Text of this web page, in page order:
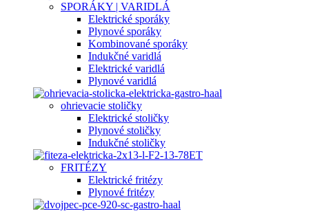
SPORÁKY | VARIDLÁ
Elektrické sporáky
Plynové sporáky
Kombinované sporáky
Indukčné varidlá
Elektrické varidlá
Plynové varidlá
ohrievacie stoličky
Elektrické stoličky
Plynové stoličky
Indukčné stoličky
FRITÉZY
Elektrické fritézy
Plynové fritézy